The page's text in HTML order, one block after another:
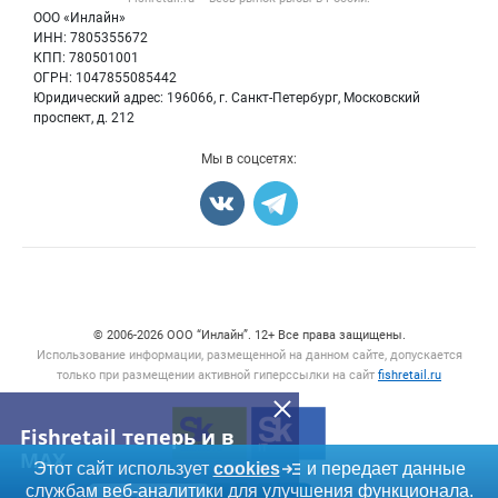
Продам
Предлагаем со склада МО камбалу ббр икр.
Александр Казачёнок
11:43
Александр Казачёнок
11:36
Корюшка нр., l 27-33см (икряная) 04...
Александр Казачёнок
Продам
Fishretail теперь и в
MAX
ООО «Инлайн»
ИНН: 7805355672
КПП: 780501001
ОГРН: 1047855085442
Юридический адрес: 196066, г. Санкт-Петербург, Московский
проспект, д. 212
Блог
Мы в соцсетях:
© 2006‑2026 ООО “Инлайн”. 12+ Все права защищены.
Использование информации, размещенной на данном сайте, допускается
только при размещении активной гиперссылки на сайт fishretail.ru
Этот сайт использует cookies
и передает данные
службам веб-аналитики для улучшения функционала.